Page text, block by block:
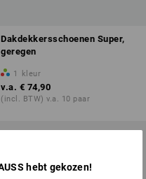
Dakdekkersschoenen Super,
geregen
1 kleur
v.a. € 74,90
(incl. BTW) v.a. 10 paar
hebt gekozen!